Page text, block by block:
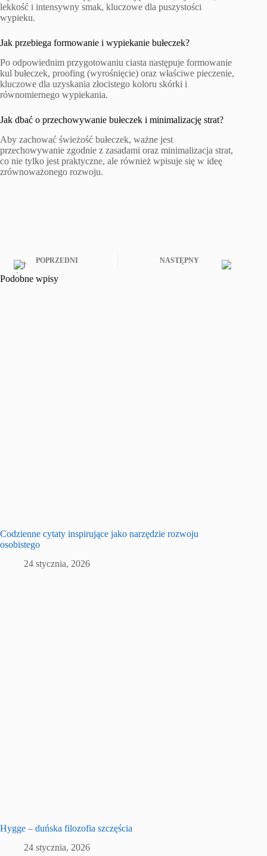
lekkość i intensywny smak, kluczowe dla puszystości
wypieku.
Jak przebiega formowanie i wypiekanie bułeczek?
Po odpowiednim przygotowaniu ciasta następuje formowanie
kul bułeczek, proofing (wyrośnięcie) oraz właściwe pieczenie,
kluczowe dla uzyskania złocistego koloru skórki i
równomiernego wypiekania.
Jak dbać o przechowywanie bułeczek i minimalizację strat?
Aby zachować świeżość bułeczek, ważne jest
przechowywanie zgodnie z zasadami oraz minimalizacja strat,
co nie tylko jest praktyczne, ale również wpisuje się w ideę
zrównoważonego rozwoju.
POPRZEDNI NASTĘPNY
Podobne wpisy
Codzienne cytaty inspirujące jako narzędzie rozwoju
osobistego
24 stycznia, 2026
Hygge – duńska filozofia szczęścia
24 stycznia, 2026